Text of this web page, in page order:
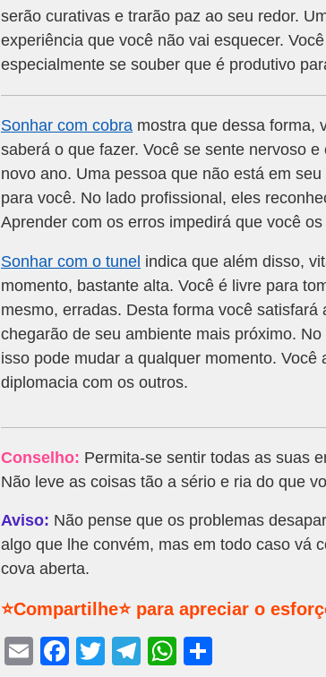
serão curativas e trarão paz ao seu redor.
experiência que você não vai esquecer.
especialmente se souber que é produtivo
Sonhar com cobra mostra que dessa forma,
saberá o que fazer. Você se sente nervoso
novo ano. Uma pessoa que não está em
para você. No lado profissional, eles
Aprender com os erros impedirá que você
Sonhar com o tunel indica que além disso,
momento, bastante alta. Você é livre para
mesmo, erradas. Desta forma você
chegarão de seu ambiente mais próximo.
isso pode mudar a qualquer momento.
diplomacia com os outros.
Conselho: Permita-se sentir todas as suas
Não leve as coisas tão a sério e ria do que
Aviso: Não pense que os problemas
algo que lhe convém, mas em todo caso vá
cova aberta.
⭐Compartilhe⭐ para apreciar o
E
F
T
T
W